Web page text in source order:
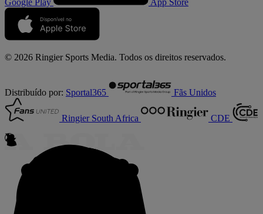
© 2026 Ringier Sports Media. Todos os direitos reservados.
Distribuído por: Sportal365 Fãs Unidos
Ringier South Africa CDE